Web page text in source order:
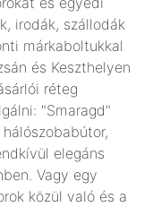
irodák, szállodák
márkaboltukkal
és Keszthelyen
réteg
"Smaragd"
elegáns
Vagy egy
közül való és a